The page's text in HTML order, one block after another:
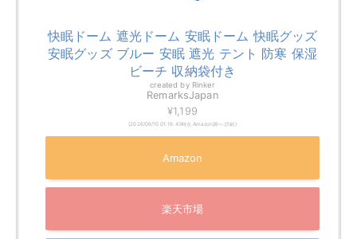
快眠ドーム 遮光ドーム 安眠ドーム 快眠グッズ
安眠グッズ ブルー 安眠 遮光 テント 防寒 保湿
ビーチ 収納袋付き
created by Rinker
RemarksJapan
¥1,199
(2026/08/10 01:16:43時点 Amazon調べ- 詳細)
Amazon
楽天市場